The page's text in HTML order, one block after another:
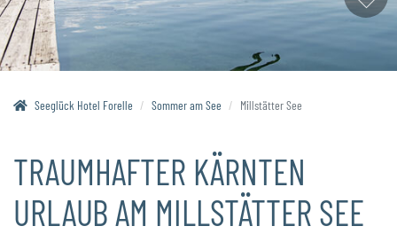
Seeglück Hotel Forelle Sommer am See Millstätter See
TRAUMHAFTER KÄRNTEN
URLAUB AM MILLSTÄTTER SEE